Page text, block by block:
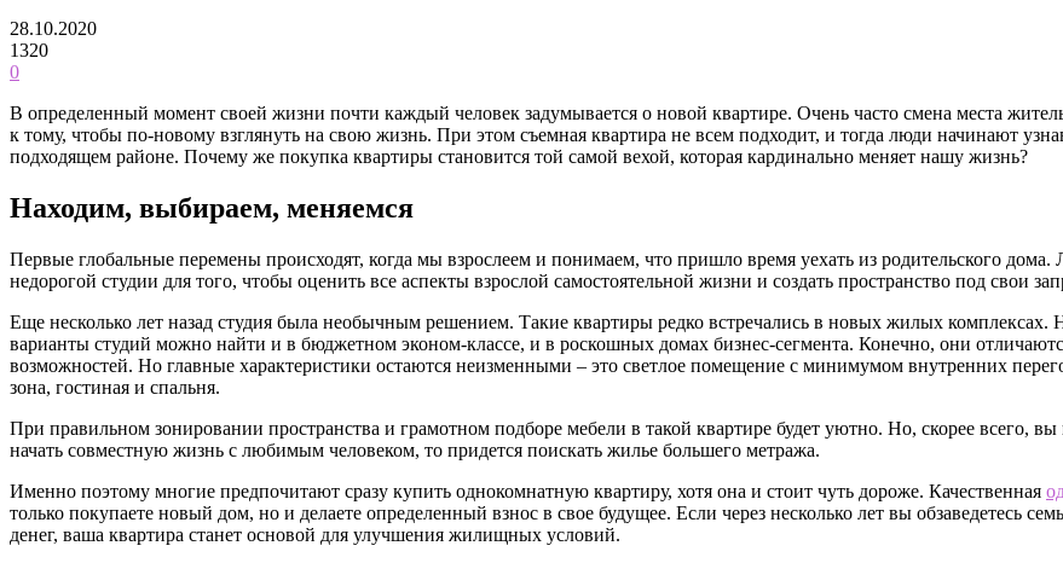
28.10.2020
1320
0
В определенный момент своей жизни почти каждый человек задумывается о новой квартире. Очень часто смена места
к тому, чтобы по-новому взглянуть на свою жизнь. При этом съемная квартира не всем подходит, и тогда люди начинают
подходящем районе. Почему же покупка квартиры становится той самой вехой, которая кардинально меняет нашу жизнь?
Находим, выбираем, меняемся
Первые глобальные перемены происходят, когда мы взрослеем и понимаем, что пришло время уехать из родительского
недорогой студии для того, чтобы оценить все аспекты взрослой самостоятельной жизни и создать пространство под свои
Еще несколько лет назад студия была необычным решением. Такие квартиры редко встречались в новых жилых
варианты студий можно найти и в бюджетном эконом-классе, и в роскошных домах бизнес-сегмента. Конечно, они
возможностей. Но главные характеристики остаются неизменными – это светлое помещение с минимумом внутренних
зона, гостиная и спальня.
При правильном зонировании пространства и грамотном подборе мебели в такой квартире будет уютно. Но, скорее всего,
начать совместную жизнь с любимым человеком, то придется поискать жилье большего метража.
Именно поэтому многие предпочитают сразу купить однокомнатную квартиру, хотя она и стоит чуть дороже. Качественная
только покупаете новый дом, но и делаете определенный взнос в свое будущее. Если через несколько лет вы обзаведетесь
денег, ваша квартира станет основой для улучшения жилищных условий.